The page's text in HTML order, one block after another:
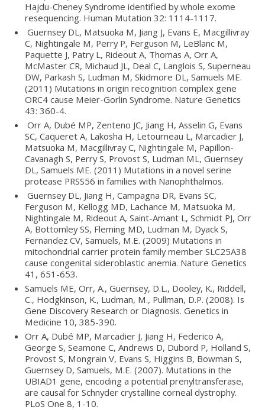
Hajdu-Cheney Syndrome identified by whole exome
resequencing. Human Mutation 32: 1114-1117.
Guernsey DL, Matsuoka M, Jiang J, Evans E, Macgillivray
C, Nightingale M, Perry P, Ferguson M, LeBlanc M,
Paquette J, Patry L, Rideout A, Thomas A, Orr A,
McMaster CR, Michaud JL, Deal C, Langlois S, Superneau
DW, Parkash S, Ludman M, Skidmore DL, Samuels ME.
(2011) Mutations in origin recognition complex gene
ORC4 cause Meier-Gorlin Syndrome. Nature Genetics
43: 360-4.
Orr A, Dubé MP, Zenteno JC, Jiang H, Asselin G, Evans
SC, Caqueret A, Lakosha H, Letourneau L, Marcadier J,
Matsuoka M, Macgillivray C, Nightingale M, Papillon-
Cavanagh S, Perry S, Provost S, Ludman ML, Guernsey
DL, Samuels ME. (2011) Mutations in a novel serine
protease PRSS56 in families with Nanophthalmos.
Guernsey DL, Jiang H, Campagna DR, Evans SC,
Ferguson M, Kellogg MD, Lachance M, Matsuoka M,
Nightingale M, Rideout A, Saint-Amant L, Schmidt PJ, Orr
A, Bottomley SS, Fleming MD, Ludman M, Dyack S,
Fernandez CV, Samuels, M.E. (2009) Mutations in
mitochondrial carrier protein family member SLC25A38
cause congenital sideroblastic anemia. Nature Genetics
41, 651-653.
Samuels ME, Orr, A., Guernsey, D.L., Dooley, K., Riddell,
C., Hodgkinson, K., Ludman, M., Pullman, D.P. (2008). Is
Gene Discovery Research or Diagnosis. Genetics in
Medicine 10, 385-390.
Orr A, Dubé MP, Marcadier J, Jiang H, Federico A,
George S, Seamone C, Andrews D, Dubord P, Holland S,
Provost S, Mongrain V, Evans S, Higgins B, Bowman S,
Guernsey D, Samuels, M.E. (2007). Mutations in the
UBIAD1 gene, encoding a potential prenyltransferase,
are causal for Schnyder crystalline corneal dystrophy.
PLoS One 8, 1-10.